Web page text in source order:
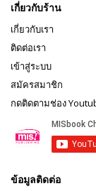
เกี่ยวกับร้าน
เกี่ยวกับเรา
ติดต่อเรา
เข้าสู่ระบบ
สมัครสมาชิก
กดติดตามช่อง
ข้อมูลติดต่อ